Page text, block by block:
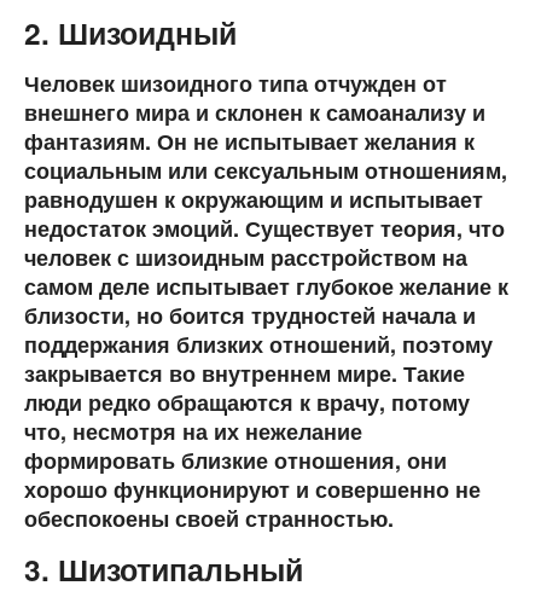
2. Шизоидный
Человек шизоидного типа отчужден от
внешнего мира и склонен к самоанализу и
фантазиям. Он не испытывает желания к
социальным или сексуальным отношениям,
равнодушен к окружающим и испытывает
недостаток эмоций. Существует теория, что
человек с шизоидным расстройством на
самом деле испытывает глубокое желание к
близости, но боится трудностей начала и
поддержания близких отношений, поэтому
закрывается во внутреннем мире. Такие
люди редко обращаются к врачу, потому
что, несмотря на их нежелание
формировать близкие отношения, они
хорошо функционируют и совершенно не
обеспокоены своей странностью.
3. Шизотипальный